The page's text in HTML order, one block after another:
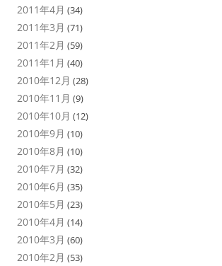
2011年4月 (34)
2011年3月 (71)
2011年2月 (59)
2011年1月 (40)
2010年12月 (28)
2010年11月 (9)
2010年10月 (12)
2010年9月 (10)
2010年8月 (10)
2010年7月 (32)
2010年6月 (35)
2010年5月 (23)
2010年4月 (14)
2010年3月 (60)
2010年2月 (53)